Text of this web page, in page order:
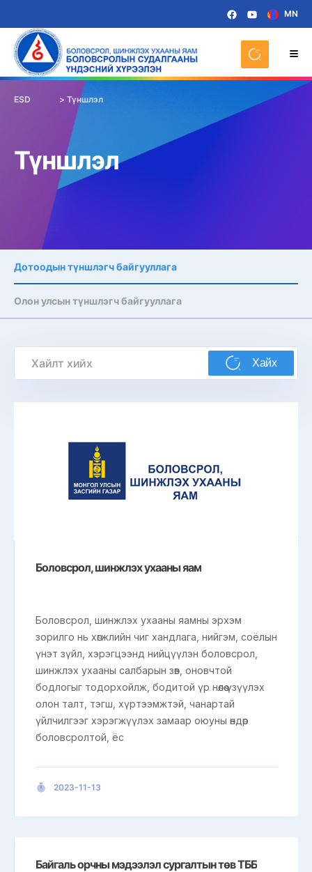
MN
ESD > Түншлэл
Түншлэл
Дотоодын түншлэгч байгууллага
Олон улсын түншлэгч байгууллага
Хайх
Боловсрол, шинжлэх ухааны яам
Боловсрол, шинжлэх ухааны яамны эрхэм
зорилго нь хөгжлийн чиг хандлага, нийгэм, соёлын
үнэт зүйл, хэрэгцээнд нийцүүлэн боловсрол,
шинжлэх ухааны салбарын зөв, оновчтой
бодлогыг тодорхойлж, бодитой үр нөлөө үзүүлэх
олон талт, тэгш, хүртээмжтэй, чанартай
үйлчилгээг хэрэгжүүлэх замаар оюуны өндөр
боловсролтой, ёс
2023-11-13
Байгаль орчны мэдээлэл сургалтын төв ТББ